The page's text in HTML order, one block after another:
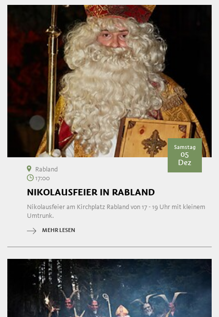
Samstag
05
Dez
Rabland
17:00
NIKOLAUSFEIER IN RABLAND
Nikolausfeier am Kirchplatz Rabland von 17 - 19 Uhr mit kleinem
Umtrunk.
MEHR LESEN